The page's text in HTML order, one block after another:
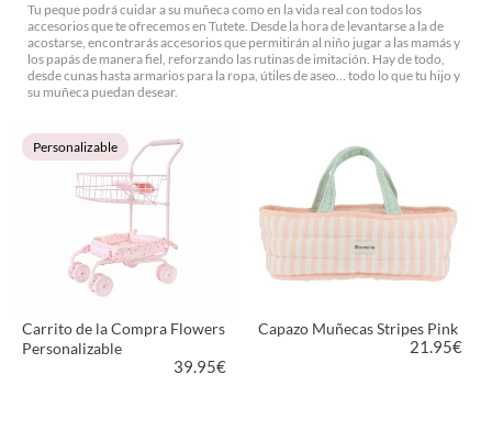
Tu peque podrá cuidar a su muñeca como en la vida real con todos los
accesorios que te ofrecemos en Tutete. Desde la hora de levantarse a la de
acostarse, encontrarás accesorios que permitirán al niño jugar a las mamás y
los papás de manera fiel, reforzando las rutinas de imitación. Hay de todo,
desde cunas hasta armarios para la ropa, útiles de aseo… todo lo que tu hijo y
su muñeca puedan desear.
Personalizable
Carrito de la Compra Flowers
Personalizable
39.95€
Capazo Muñecas Stripes Pink
21.95€